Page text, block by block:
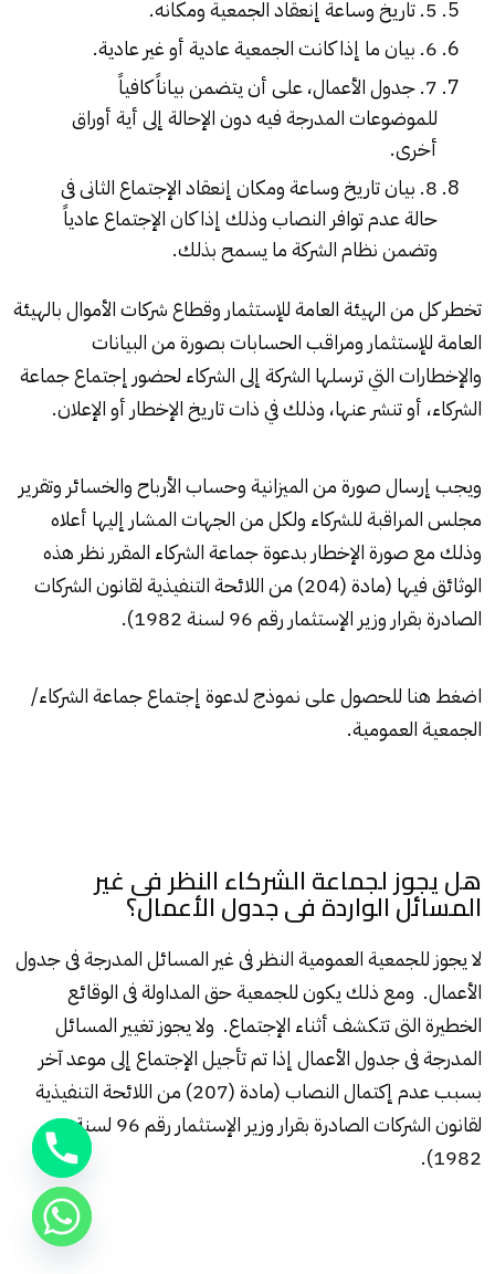
5. تاريخ وساعة إنعقاد الجمعية ومكانه.
6. بيان ما إذا كانت الجمعية عادية أو غير عادية.
7. جدول الأعمال، على أن يتضمن بياناً كافياً
للموضوعات المدرجة فيه دون الإحالة إلى أية أوراق
أخرى.
8. بيان تاريخ وساعة ومكان إنعقاد الإجتماع الثانى فى
حالة عدم توافر النصاب وذلك إذا كان الإجتماع عادياً
وتضمن نظام الشركة ما يسمح بذلك.
تخطر كل من الهيئة العامة للإستثمار وقطاع شركات الأموال بالهيئة
العامة للإستثمار ومراقب الحسابات بصورة من البيانات
والإخطارات التي ترسلها الشركة إلى الشركاء لحضور إجتماع جماعة
الشركاء، أو تنشر عنها، وذلك في ذات تاريخ الإخطار أو الإعلان.
ويجب إرسال صورة من الميزانية وحساب الأرباح والخسائر وتقرير
مجلس المراقبة للشركاء ولكل من الجهات المشار إليها أعلاه
وذلك مع صورة الإخطار بدعوة جماعة الشركاء المقرر نظر هذه
الوثائق فيها (مادة (204) من اللائحة التنفيذية لقانون الشركات
الصادرة بقرار وزير الإستثمار رقم 96 لسنة 1982).
اضغط هنا للحصول على نموذج لدعوة إجتماع جماعة الشركاء/
الجمعية العمومية.
هل يجوز لجماعة الشركاء النظر فى غير
المسائل الواردة فى جدول الأعمال؟
لا يجوز للجمعية العمومية النظر فى غير المسائل المدرجة فى جدول
الأعمال. ومع ذلك يكون للجمعية حق المداولة فى الوقائع
الخطيرة التى تتكشف أثناء الإجتماع. ولا يجوز تغيير المسائل
المدرجة فى جدول الأعمال إذا تم تأجيل الإجتماع إلى موعد آخر
بسبب عدم إكتمال النصاب (مادة (207) من اللائحة التنفيذية
لقانون الشركات الصادرة بقرار وزير الإستثمار رقم 96 لسنة
1982).